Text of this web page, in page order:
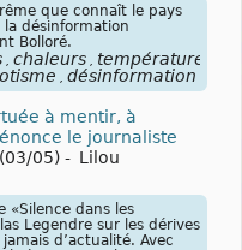
que connaît le pays
désinformation
Bolloré.
chaleurs températures
désinformation
à mentir, à
le journaliste
(03/05) - Lilou
«Silence dans les
Legendre sur les dérives
d’actualité. Avec